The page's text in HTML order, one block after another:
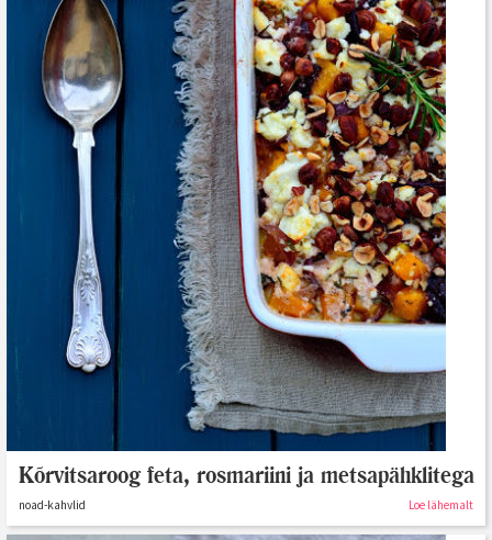
Kõrvitsaroog feta, rosmariini ja metsapähklitega
noad-kahvlid Loe lähemalt